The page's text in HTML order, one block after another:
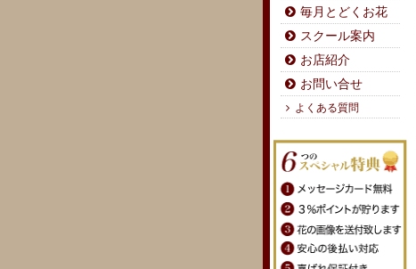
毎月とどくお花
スクール案内
お店紹介
お問い合せ
よくある質問